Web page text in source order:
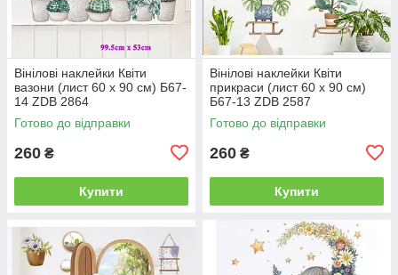
Вінілові наклейки Квіти
вазони (лист 60 х 90 см) Б67-
14 ZDB 2864
Готово до відправки
260 ₴
Купити
Вінілові наклейки Квіти
прикраси (лист 60 х 90 см)
Б67-13 ZDB 2587
Готово до відправки
260 ₴
Купити